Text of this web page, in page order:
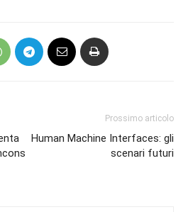
Prossimo articolo
Human Machine Interfaces: gli
scenari futuri